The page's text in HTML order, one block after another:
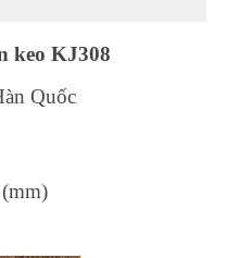
keo KJ308
Quốc